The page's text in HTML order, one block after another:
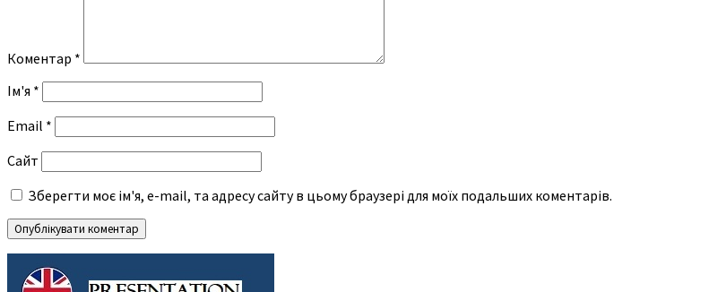
Коментар *
Ім'я *
Email *
Сайт
Зберегти моє ім'я, e-mail, та адресу сайту в цьому браузері для моїх подальших коментарів.